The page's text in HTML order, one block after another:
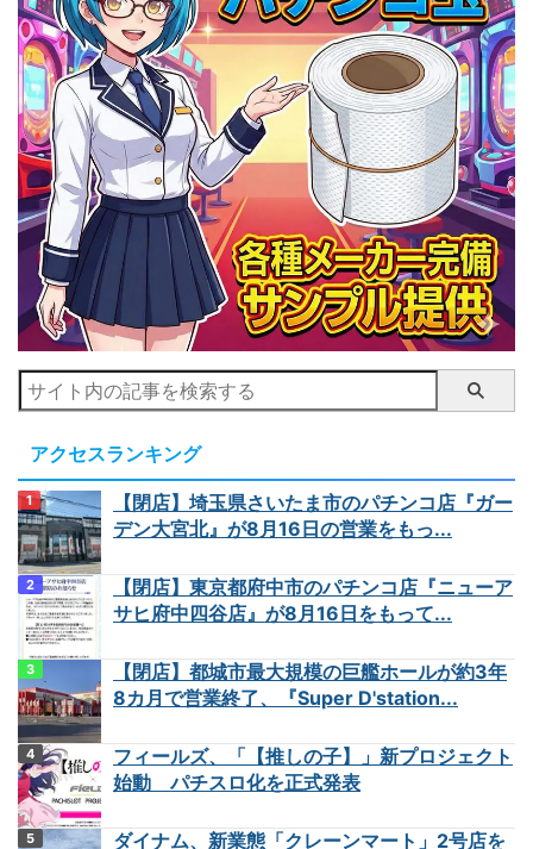
アクセスランキング
【閉店】埼玉県さいたま市のパチンコ店『ガー
デン大宮北』が8月16日の営業をもっ...
【閉店】東京都府中市のパチンコ店『ニューア
サヒ府中四谷店』が8月16日をもって...
【閉店】都城市最大規模の巨艦ホールが約3年
8カ月で営業終了、『Super D'station...
フィールズ、「【推しの子】」新プロジェクト
始動 パチスロ化を正式発表
ダイナム、新業態「クレーンマート」2号店を